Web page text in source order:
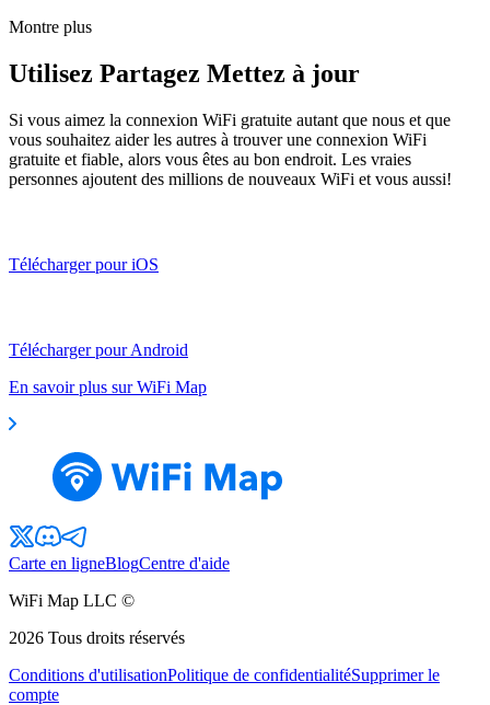
Montre plus
Utilisez Partagez Mettez à jour
Si vous aimez la connexion WiFi gratuite autant que nous et que
vous souhaitez aider les autres à trouver une connexion WiFi
gratuite et fiable, alors vous êtes au bon endroit. Les vraies
personnes ajoutent des millions de nouveaux WiFi et vous aussi!
Télécharger pour iOS
Télécharger pour Android
En savoir plus sur WiFi Map
Carte en ligneBlogCentre d'aide
WiFi Map LLC ©
2026 Tous droits réservés
Conditions d'utilisationPolitique de confidentialitéSupprimer le
compte